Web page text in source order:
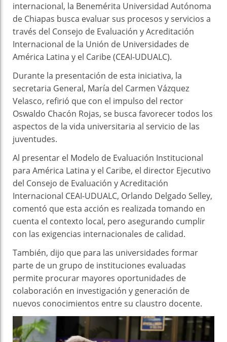
internacional, la Benemérita Universidad Autónoma
de Chiapas busca evaluar sus procesos y servicios a
través del Consejo de Evaluación y Acreditación
Internacional de la Unión de Universidades de
América Latina y el Caribe (CEAI-UDUALC).
Durante la presentación de esta iniciativa, la
secretaria General, María del Carmen Vázquez
Velasco, refirió que con el impulso del rector
Oswaldo Chacón Rojas, se busca favorecer todos los
aspectos de la vida universitaria al servicio de las
juventudes.
Al presentar el Modelo de Evaluación Institucional
para América Latina y el Caribe, el director Ejecutivo
del Consejo de Evaluación y Acreditación
Internacional CEAI-UDUALC, Orlando Delgado Selley,
comentó que esta acción es realizada tomando en
cuenta el contexto local, pero asegurando cumplir
con las exigencias internacionales de calidad.
También, dijo que para las universidades formar
parte de un grupo de instituciones evaluadas
permite procurar mayores oportunidades de
colaboración en investigación y generación de
nuevos conocimientos entre su claustro docente.